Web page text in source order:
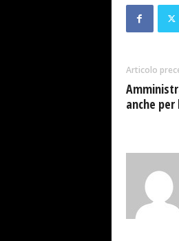
Articolo
anche per